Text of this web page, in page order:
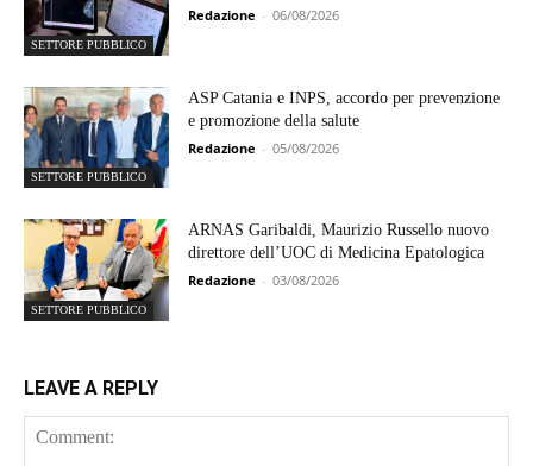
SETTORE PUBBLICO
Redazione - 06/08/2026
SETTORE PUBBLICO
ASP Catania e INPS, accordo per prevenzione
e promozione della salute
Redazione - 05/08/2026
SETTORE PUBBLICO
ARNAS Garibaldi, Maurizio Russello nuovo
direttore dell’UOC di Medicina Epatologica
Redazione - 03/08/2026
LEAVE A REPLY